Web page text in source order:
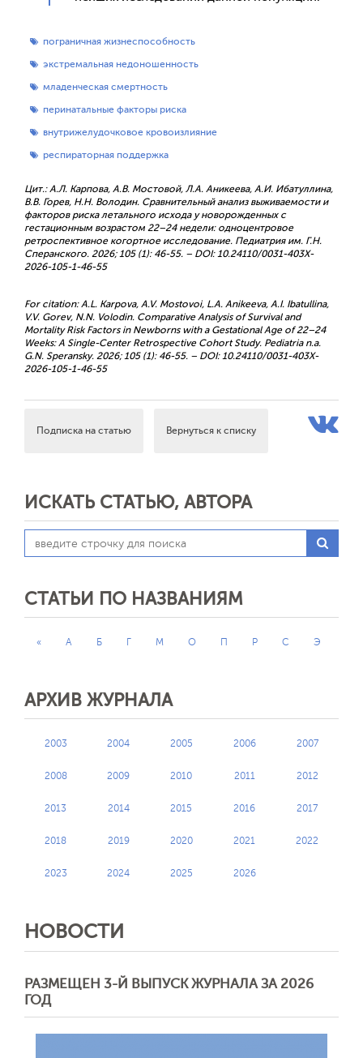
пограничная жизнеспособность
экстремальная недоношенность
младенческая смертность
перинатальные факторы риска
внутрижелудочковое кровоизлияние
респираторная поддержка
Цит.: А.Л. Карпова, А.В. Мостовой, Л.А. Аникеева, А.И. Ибатуллина,
В.В. Горев, Н.Н. Володин. Сравнительный анализ выживаемости и
факторов риска летального исхода у новорожденных с
гестационным возрастом 22–24 недели: одноцентровое
ретроспективное когортное исследование. Педиатрия им. Г.Н.
Сперанского. 2026; 105 (1): 46-55. – DOI: 10.24110/0031-403X-
2026-105-1-46-55
For citation: A.L. Karpova, A.V. Mostovoi, L.A. Anikeeva, A.I. Ibatullina,
V.V. Gorev, N.N. Volodin. Comparative Analysis of Survival and
Mortality Risk Factors in Newborns with a Gestational Age of 22–24
Weeks: A Single-Center Retrospective Cohort Study. Pediatria n.a.
G.N. Speransky. 2026; 105 (1): 46-55. – DOI: 10.24110/0031-403X-
2026-105-1-46-55
Подписка на статью Вернуться к списку
ИСКАТЬ СТАТЬЮ, АВТОРА
СТАТЬИ ПО НАЗВАНИЯМ
« А Б Г М О П Р С Э
АРХИВ ЖУРНАЛА
2003 2004 2005 2006 2007
2008 2009 2010 2011 2012
2013 2014 2015 2016 2017
2018 2019 2020 2021 2022
2023 2024 2025 2026
НОВОСТИ
РАЗМЕЩЕН 3-Й ВЫПУСК ЖУРНАЛА ЗА 2026
ГОД